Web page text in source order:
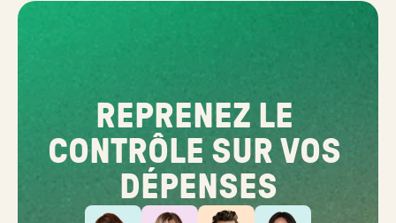
REPRENEZ LE
CONTRÔLE SUR VOS
DÉPENSES